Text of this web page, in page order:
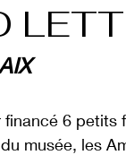
6 petits
musée, les